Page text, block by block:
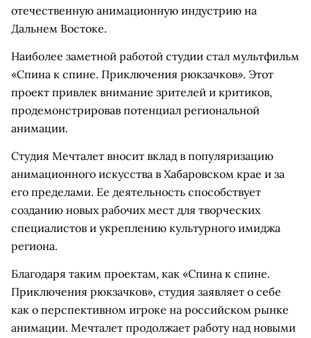
отечественную анимационную индустрию на
Дальнем Востоке.
Наиболее заметной работой студии стал мультфильм
«Спина к спине. Приключения рюкзачков». Этот
проект привлек внимание зрителей и критиков,
продемонстрировав потенциал региональной
анимации.
Студия Мечталет вносит вклад в популяризацию
анимационного искусства в Хабаровском крае и за
его пределами. Ее деятельность способствует
созданию новых рабочих мест для творческих
специалистов и укреплению культурного имиджа
региона.
Благодаря таким проектам, как «Спина к спине.
Приключения рюкзачков», студия заявляет о себе
как о перспективном игроке на российском рынке
анимации. Мечталет продолжает работу над новыми